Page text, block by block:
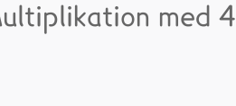
med 4